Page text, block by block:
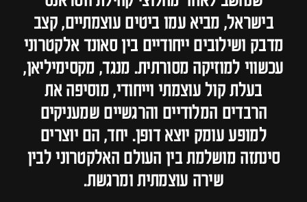
בישראל, מביא עמו ביטים עוצמתיים, קצב
מדבק ושילובים ייחודיים בין סאונד אלקטרוני
עכשווי למוזיקה מסורתית. מנגד, מקסימיליאן,
בעלת קול עוצמתי וייחודי, מוסיפה את
הרבדים המלודיים והרגשיים שמעניקים
למופע עומק יוצא דופן. יחד, הם יוצרים
סינתזה מושלמת בין העולם האלקטרוני לבין
שירה עוצמתית ומרגשת.